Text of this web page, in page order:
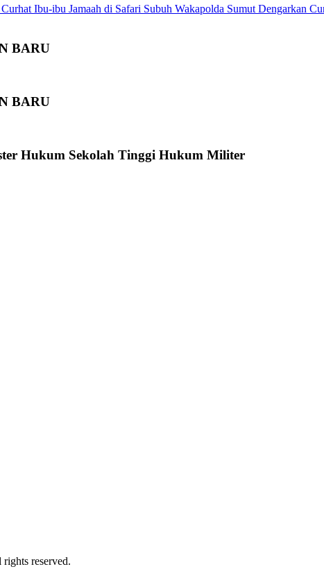
Wakapolda Sumut Dengarkan
BARU
BARU
Hukum Sekolah Tinggi Hukum Militer
reserved.